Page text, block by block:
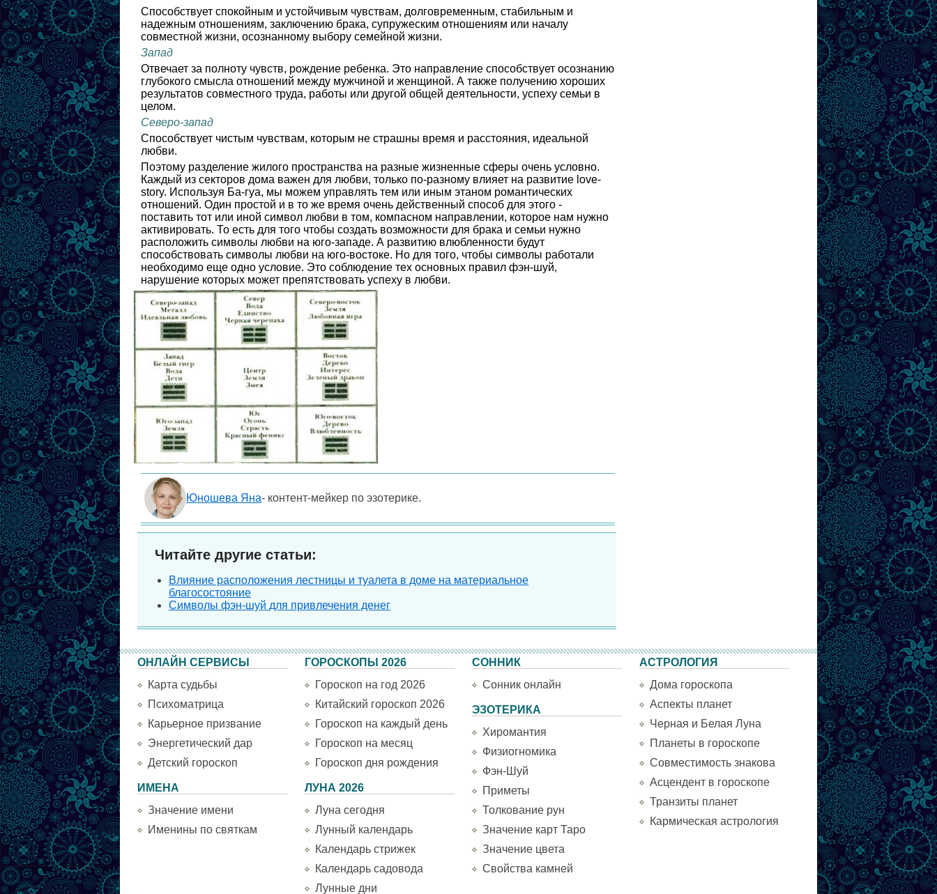
Способствует спокойным и устойчивым чувствам, долговременным, стабильным и
надежным отношениям, заключению брака, супружеским отношениям или началу
совместной жизни, осознанному выбору семейной жизни.
Запад
Отвечает за полноту чувств, рождение ребенка. Это направление способствует осознанию
глубокого смысла отношений между мужчиной и женщиной. А также получению хороших
результатов совместного труда, работы или другой общей деятельности, успеху семьи в
целом.
Северо-запад
Способствует чистым чувствам, которым не страшны время и расстояния, идеальной
любви.
Поэтому разделение жилого пространства на разные жизненные сферы очень условно.
Каждый из секторов дома важен для любви, только по-разному влияет на развитие love-
story. Используя Ба-гуа, мы можем управлять тем или иным этаном романтических
отношений. Один простой и в то же время очень действенный способ для этого -
поставить тот или иной символ любви в том, компасном направлении, которое нам нужно
активировать. То есть для того чтобы создать возможности для брака и семьи нужно
расположить символы любви на юго-западе. А развитию влюбленности будут
способствовать символы любви на юго-востоке. Но для того, чтобы символы работали
необходимо еще одно условие. Это соблюдение тех основных правил фэн-шуй,
нарушение которых может препятствовать успеху в любви.
Юношева Яна- контент-мейкер по эзотерике.
Читайте другие статьи:
Влияние расположения лестницы и туалета в доме на материальное
благосостояние
Символы фэн-шуй для привлечения денег
ОНЛАЙН СЕРВИСЫ
Карта судьбы
Психоматрица
Карьерное призвание
Энергетический дар
Детский гороскоп
ИМЕНА
Значение имени
Именины по святкам
ГОРОСКОПЫ 2026
Гороскоп на год 2026
Китайский гороскоп 2026
Гороскоп на каждый день
Гороскоп на месяц
Гороскоп дня рождения
ЛУНА 2026
Луна сегодня
Лунный календарь
Календарь стрижек
Календарь садовода
Лунные дни
СОННИК
Сонник онлайн
ЭЗОТЕРИКА
Хиромантия
Физиогномика
Фэн-Шуй
Приметы
Толкование рун
Значение карт Таро
Значение цвета
Свойства камней
АСТРОЛОГИЯ
Дома гороскопа
Аспекты планет
Черная и Белая Луна
Планеты в гороскопе
Совместимость знакова
Асцендент в гороскопе
Транзиты планет
Кармическая астрология